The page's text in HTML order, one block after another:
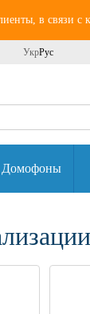
в связи с
УкрРус
Домофоны